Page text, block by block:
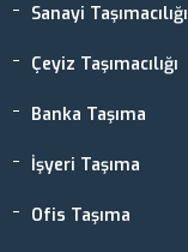
Sanayi Taşımacılığı
Çeyiz Taşımacılığı
Banka Taşıma
İşyeri Taşıma
Ofis Taşıma